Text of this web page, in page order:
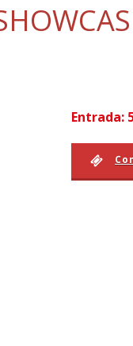
Entrada: